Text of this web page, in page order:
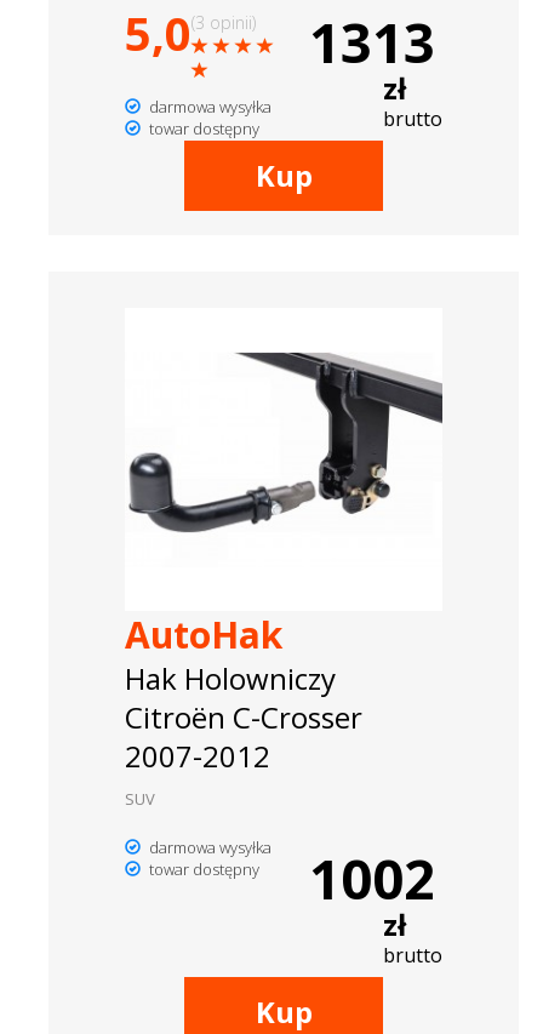
5,0(3 opinii)
darmowa wysyłka
towar dostępny
1313
zł
brutto
Kup
AutoHak
Hak Holowniczy
Citroën C-Crosser
2007-2012
SUV
darmowa wysyłka
towar dostępny
1002
zł
brutto
Kup